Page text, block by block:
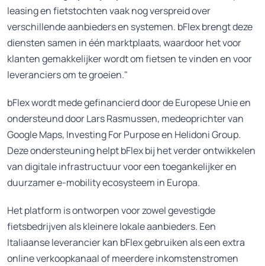
leasing en fietstochten vaak nog verspreid over
verschillende aanbieders en systemen. bFlex brengt deze
diensten samen in één marktplaats, waardoor het voor
klanten gemakkelijker wordt om fietsen te vinden en voor
leveranciers om te groeien."
bFlex wordt mede gefinancierd door de Europese Unie en
ondersteund door Lars Rasmussen, medeoprichter van
Google Maps, Investing For Purpose en Helidoni Group.
Deze ondersteuning helpt bFlex bij het verder ontwikkelen
van digitale infrastructuur voor een toegankelijker en
duurzamer e-mobility ecosysteem in Europa.
Het platform is ontworpen voor zowel gevestigde
fietsbedrijven als kleinere lokale aanbieders. Een
Italiaanse leverancier kan bFlex gebruiken als een extra
online verkoopkanaal of meerdere inkomstenstromen